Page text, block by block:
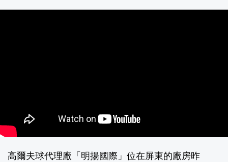
高爾夫球代理廠「明揚國際」位在屏東的廠房昨